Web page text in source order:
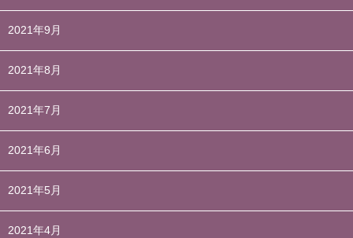
2021年9月
2021年8月
2021年7月
2021年6月
2021年5月
2021年4月